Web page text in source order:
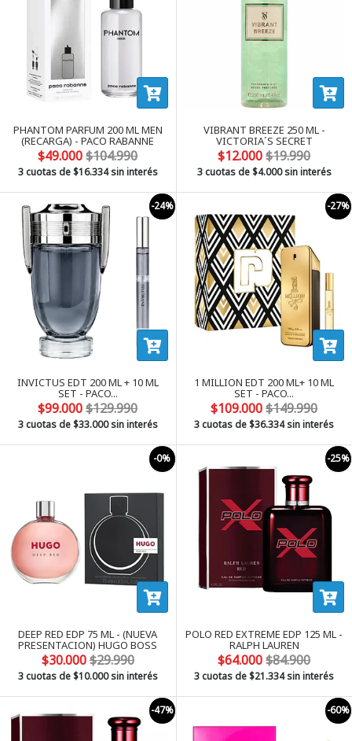
PHANTOM PARFUM 200 ML MEN
(RECARGA) - PACO RABANNE
$49.000$104.990
3 cuotas de$16.334sin interés
VIBRANT BREEZE 250 ML -
VICTORIA´S SECRET
$12.000$19.990
3 cuotas de$4.000sin interés
-24%
INVICTUS EDT 200 ML + 10 ML
SET - PACO...
$99.000$129.990
3 cuotas de$33.000sin interés
-27%
1 MILLION EDT 200 ML+ 10 ML
SET - PACO...
$109.000$149.990
3 cuotas de$36.334sin interés
-0%
DEEP RED EDP 75 ML - (NUEVA
PRESENTACION) HUGO BOSS
$30.000$29.990
3 cuotas de$10.000sin interés
-25%
POLO RED EXTREME EDP 125 ML -
RALPH LAUREN
$64.000$84.900
3 cuotas de$21.334sin interés
-47% -60%